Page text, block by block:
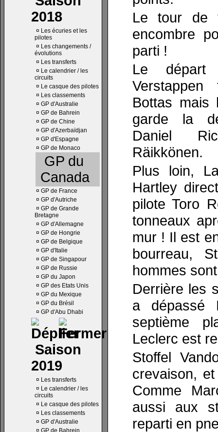
2018
¤ Les écuries et les
pilotes
¤ Les changements /
évolutions
¤ Les transferts
¤ Le calendrier / les
circuits
¤ Le casque des pilotes
¤ Les classements
¤ GP d'Australie
¤ GP de Bahrein
¤ GP de Chine
¤ GP d'Azerbaïdjan
¤ GP d'Espagne
¤ GP de Monaco
GP du
Canada
¤ GP de France
¤ GP d'Autriche
¤ GP de Grande
Bretagne
¤ GP d'Allemagne
¤ GP de Hongrie
¤ GP de Belgique
¤ GP d'Italie
¤ GP de Singapour
¤ GP de Russie
¤ GP du Japon
¤ GP des Etats Unis
¤ GP du Mexique
¤ GP du Brésil
¤ GP d'Abu Dhabi
Saison
2019
¤ Les transferts
¤ Le calendrier / les
circuits
¤ Le casque des pilotes
¤ Les classements
¤ GP d'Australie
¤ GP de Bahrein
Le tour de
encombre
parti !
Le
Bottas mais
garde la
Daniel
Räikkönen.
Plus loin,
Hartley
pilote Toro
tonneaux
mur ! Il est
bourreau,
hommes
Derrière les
a dépassé
septième
Leclerc est
Stoffel
crevaison,
Comme
aussi aux
reparti en